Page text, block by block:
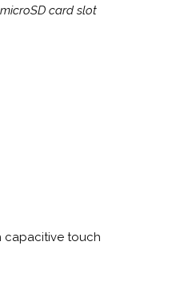
card slot
capacitive touch